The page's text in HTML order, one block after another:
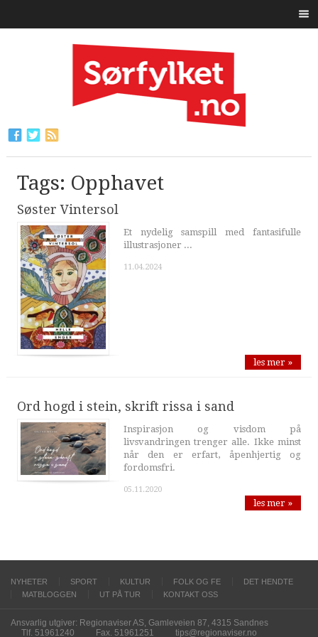
Tags: Opphavet
Søster Vintersol
Et nydelig samspill med fantasifulle
illustrasjoner ...
11.04.2024
les mer »
Ord hogd i stein, skrift rissa i sand
Inspirasjon og visdom på
livsvandringen trenger alle. Ikke minst
når den er erfart, åpenhjertig og
fordomsfri.
05.11.2020
les mer »
NYHETER SPORT KULTUR FOLK OG FE
DET HENDTE
MATBLOGGEN
UT PÅ TUR KONTAKT OSS
Ansvarlig utgiver: Regionaviser AS, Gamleveien 87, 4315 Sandnes
Tlf. 51961240
Fax. 51961251 tips@regionaviser.no